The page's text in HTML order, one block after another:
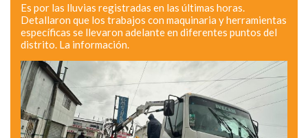
Es por las lluvias registradas en las últimas horas.
Detallaron que los trabajos con maquinaria y herramientas
específicas se llevaron adelante en diferentes puntos del
distrito. La información.